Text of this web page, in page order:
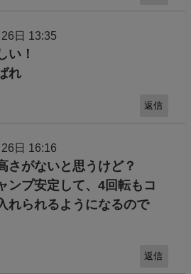
日 13:35
い！
れ
返信
日 16:16
さがないと思うけど？
ンプ安定して、4回転もコ
れられるようになるので
返信